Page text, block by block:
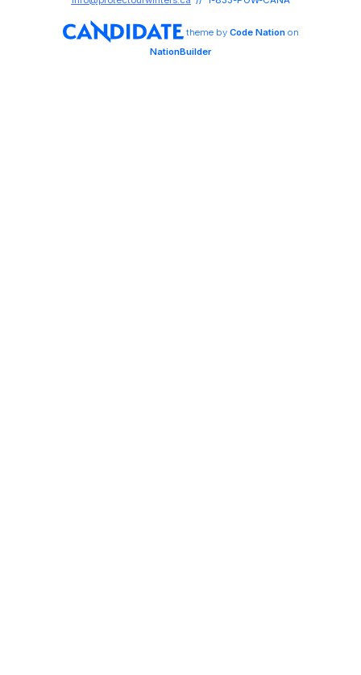
theme by Code Nationon
NationBuilder